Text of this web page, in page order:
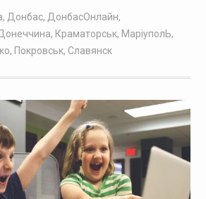
, Донбас, ДонбасОнлайн,
, Краматорськ, МаріуполЬ,
, Покровськ, Славянск